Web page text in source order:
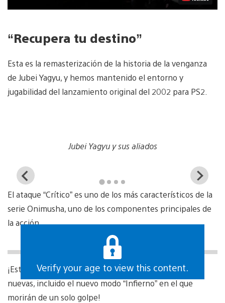
“Recupera tu destino”
Esta es la remasterización de la historia de la venganza
de Jubei Yagyu, y hemos mantenido el entorno y
jugabilidad del lanzamiento original del 2002 para PS2.
Jubei Yagyu y sus aliados
View
download
image
El ataque “Crítico” es uno de los más característicos de la
serie Onimusha, uno de los componentes principales de
la acción.
Verify your age to view this content.
¡Esta remasterización agregará varias características
nuevas, incluido el nuevo modo “Infierno” en el que
morirán de un solo golpe!